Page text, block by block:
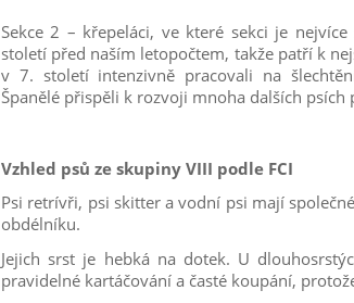
Sekce 2 – křepeláci, ve které sekci je
století před naším letopočtem, takže patří k
v 7. století intenzivně pracovali na
Španělé přispěli k rozvoji mnoha dalších psích
Vzhled psů ze skupiny VIII podle FCI
Psi retrívři, psi skitter a vodní psi mají
obdélníku.
Jejich srst je hebká na dotek. U
pravidelné kartáčování a časté koupání,